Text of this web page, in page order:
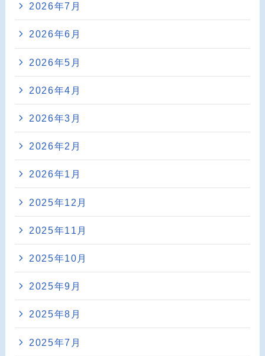
2026年7月
2026年6月
2026年5月
2026年4月
2026年3月
2026年2月
2026年1月
2025年12月
2025年11月
2025年10月
2025年9月
2025年8月
2025年7月